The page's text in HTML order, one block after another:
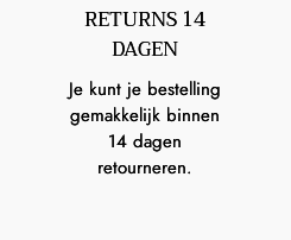
RETURNS 14
DAGEN
Je kunt je bestelling
gemakkelijk binnen
14 dagen
retourneren.